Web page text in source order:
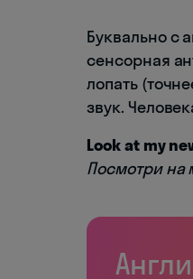
Буквально с
сенсорная
лопать
звук.
Look at my
Посмотри на